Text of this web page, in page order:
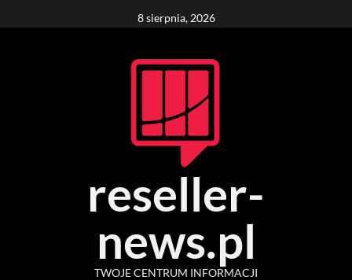
to
8 sierpnia, 2026
reseller-
news.pl
TWOJE CENTRUM INFORMACJI